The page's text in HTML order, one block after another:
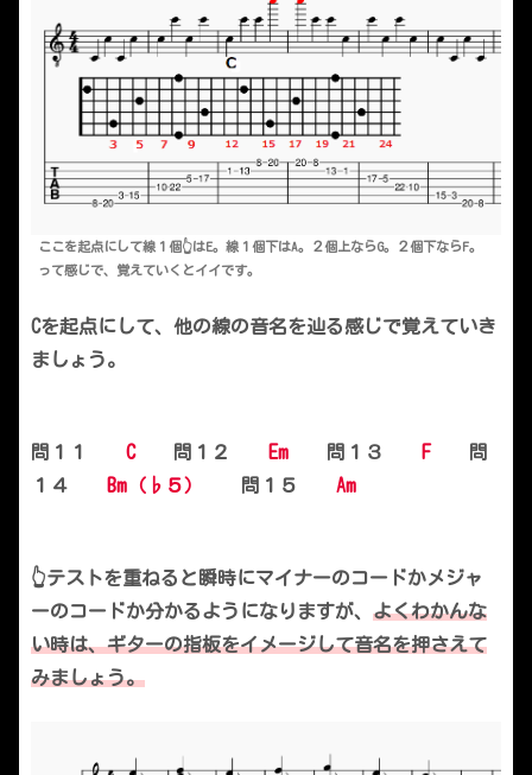
ここを起点にして線１個👆はE。線１個下はA。２個上ならG。２個下ならF。
って感じで、覚えていくとイイです。
Cを起点にして、他の線の音名を辿る感じで覚えていき
ましょう。
問１１ C問１２ Em 問１３ F
問
１４
Bm（♭５） 問１５ Am
👆テストを重ねると瞬時にマイナーのコードかメジャ
ーのコードか分かるようになりますが、 よくわかんな
い時は、ギターの指板をイメージして音名を押さえて
みましょう。